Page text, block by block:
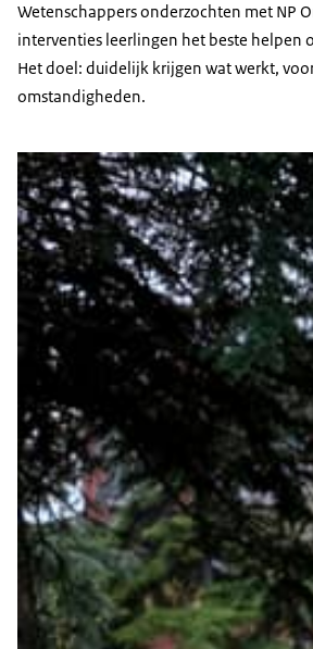
Wetenschappers onderzochten met NP
interventies leerlingen het beste helpen
Het doel: duidelijk krijgen wat werkt,
omstandigheden.